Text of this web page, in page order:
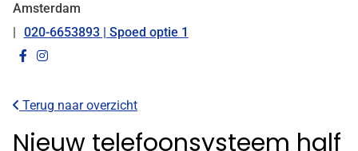
Amsterdam
Tel:
020-6653893 | Spoed optie 1
Bezoek
facebook
Bezoek
Instagram
Terug naar overzicht
Nieuw telefoonsysteem half